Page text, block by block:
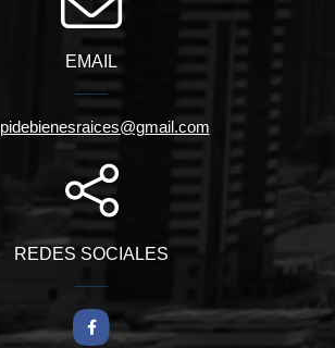
EMAIL
REDES SOCIALES
Facebook